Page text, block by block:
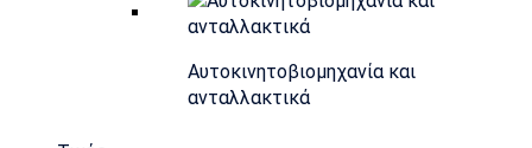
Αυτοκινητοβιομηχανία και
ανταλλακτικά